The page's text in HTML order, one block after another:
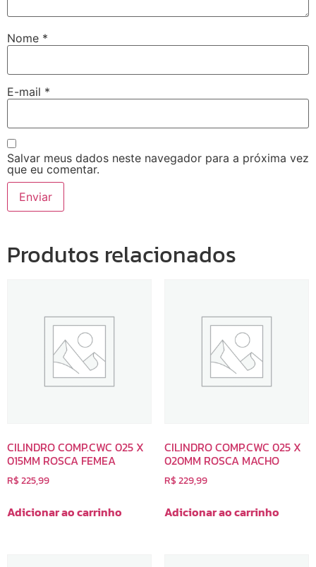
Nome *
E-mail *
Salvar meus dados neste navegador para a próxima vez
que eu comentar.
Produtos relacionados
CILINDRO COMP.CWC 025 X
015MM ROSCA FEMEA
R$225,99
Adicionar ao carrinho
CILINDRO COMP.CWC 025 X
020MM ROSCA MACHO
R$229,99
Adicionar ao carrinho